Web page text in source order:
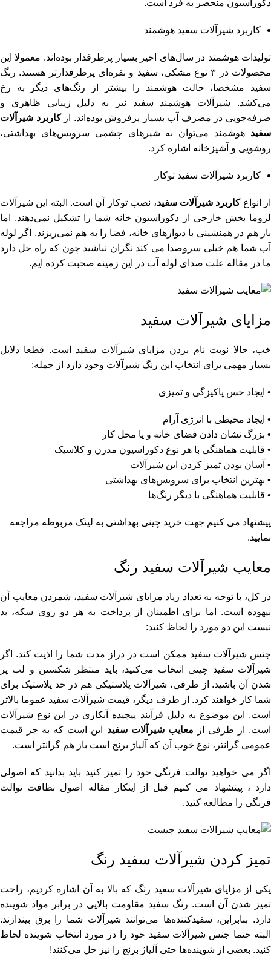
دکوراسیون منحصر به فرد است.
کاربرد شیرآلات سفید هوشمند
تولیدات هوشمند در سال‌های اخیر بسیار پرطرفدار بوده‌اند. معمولا این
محصولات در ۳ نوع مشکی، سفید و نقره‌ای پرطرفدارتر هستند. رنگ
سفید مشخصا، حالت هوشمند را بیشتر از رنگ‌های دیگر به رخ
می‌کشد. شیرآلات هوشمند سفید نیز به دلیل زیبایی ظاهری و
صرفه‌جویی در مصرف آب بسیار پرفروش بوده‌اند. ازکاربرد شیرآلات
سفید هوشمند می‌توان به شیرهای چشمی سرویس‌های بهداشتی،
روشویی و آشپزخانه اشاره کرد.
کاربرد شیرآلات سفید توکار
از انواعکاربرد شیرآلات سفید، نصب توکار آن است. البته این شیرآلات
لزوما بخش خارجی از دکوراسیون خانه شما را تشکیل نمی‌دهند. اما
باز هم در همنشینی با دیوارهای خانه، فضا را به هم نمی‌ریزند. اگر لوله
آب شما هم خیلی سروصدا می کند نگران نباشید چون که راه حل دارد
ما در مقاله علت صدای لوله آب در این زمینه صحبت کرده ایم.
مزایای شیرآلات سفید
خب، حالا نوبت نام بردن مزایای شیرآلات سفید است. قطعا دلایل
بسیار مهمی برای انتخاب این رنگ شیرآلات وجود دارد از جمله:
• ایجاد حس پاکیزگی و تمیزی
• ایجاد محیطی با انرژی آرام
• بزرگ نشان دادن فضای خانه و یا محل کار
• قابلیت هماهنگی با هر نوع دکوراسیون مدرن و کلاسیک
• آسان بودن تمیز کردن این شیرآلات
• بهترین انتخاب برای سرویس‌های بهداشتی
• قابلیت هماهنگی با دیگر رنگ‌ها
پیشنهاد می کنیم جهت خرید چینی بهداشتی به لینک مربوطه مراجعه
نمایید.
معایب شیرآلات سفید رنگ
در کل، با توجه به تعداد زیاد مزایای شیرآلات سفید، شمردن معایب آن
بیهوده است. اما برای اطمینان از پرداخت به هر دو روی سکه، بد
نیست این دو مورد را لحاظ کنید:
جنس شیرآلات سفید ممکن است در دراز مدت شما را اذیت کند. اگر
شیرآلات سفید چینی انتخاب می‌کنید، باید منتظر شکستن و لب پر
شدن آن باشید. از طرفی، شیرآلات پلاستیکی هم در حد پلاستیک برای
شما کار خواهند کرد. از طرف دیگر، قیمت شیرآلات سفید عموما بالاتر
است. این موضوع به دلیل فرآیند پیچیده آبکاری در این نوع شیرآلات
است. از طرفی از معایب شیرآلات سفید این است که به جز قیمت
عمومی گرانتر، نوع خوب آن که آلیاژ برنج است باز هم گرانتر است.
اگر می خواهید توالت فرنگی خود را تمیز کنید باید بدانید که اصولی
دارد ، پینشهاد می کنیم قبل از اینکار مقاله
اصول نظافت توالت
فرنگی را مطالعه کنید.
تمیز کردن شیرآلات سفید رنگ
یکی از مزایای شیرآلات سفید رنگ که بالا به آن اشاره کردیم، راحت
تمیز شدن آن است. رنگ سفید مقاومت بالایی در برابر مواد شوینده
دارد. بنابراین، سفیدکننده‌ها می‌توانند شیرآلات شما را برق بیندازند.
البته حتما جنس شیرآلات سفید خود را در مورد انتخاب شوینده لحاظ
کنید. بعضی از شوینده‌ها حتی آلیاژ برنج را نیز حل می‌کنند!